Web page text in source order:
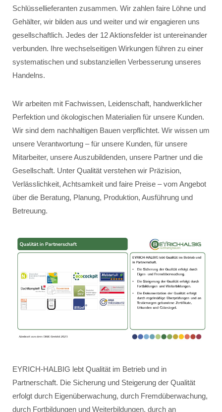
Schlüssellieferanten zusammen. Wir zahlen faire Löhne und
Gehälter, wir bilden aus und weiter und wir engagieren uns
gesellschaftlich. Jedes der 12 Aktionsfelder ist untereinander
verbunden. Ihre wechselseitigen Wirkungen führen zu einer
systematischen und substanziellen Verbesserung unseres
Handelns.
Wir arbeiten mit Fachwissen, Leidenschaft, handwerklicher
Perfektion und ökologischen Materialien für unsere Kunden.
Wir sind dem nachhaltigen Bauen verpflichtet. Wir wissen um
unsere Verantwortung – für unsere Kunden, für unsere
Mitarbeiter, unsere Auszubildenden, unsere Partner und die
Gesellschaft. Unter Qualität verstehen wir Präzision,
Verlässlichkeit, Achtsamkeit und faire Preise – vom Angebot
über die Beratung, Planung, Produktion, Ausführung und
Betreuung.
EYRICH-HALBIG lebt Qualität im Betrieb und in
Partnerschaft. Die Sicherung und Steigerung der Qualität
erfolgt durch Eigenüberwachung, durch Fremdüberwachung,
durch Fortbildungen und Weiterbildungen, durch an